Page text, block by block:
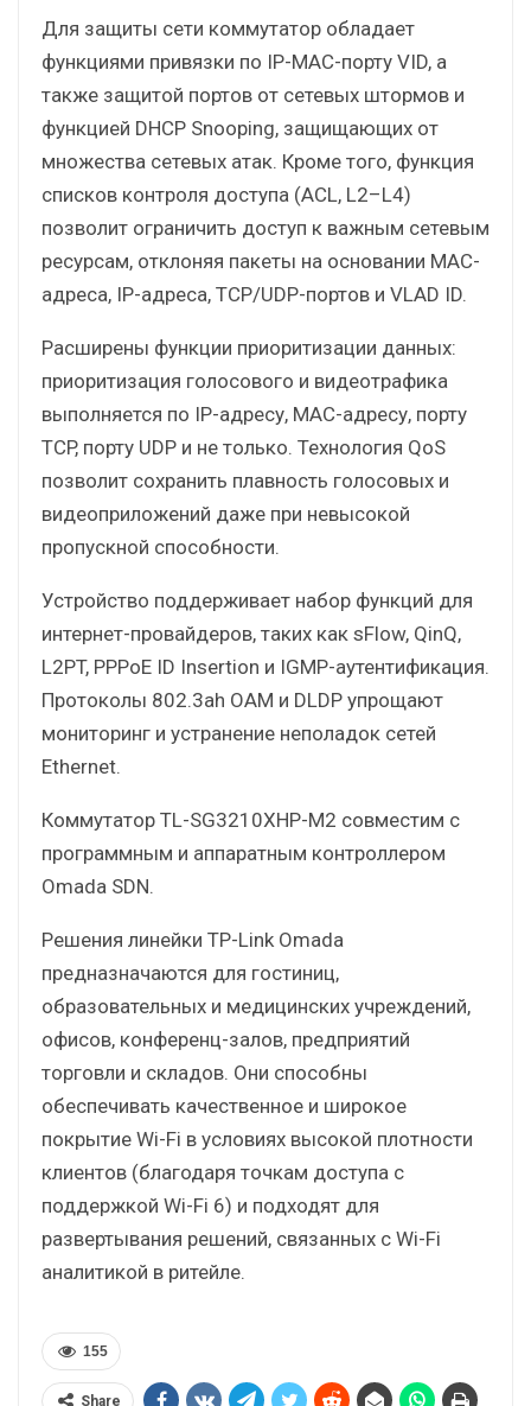
Для защиты сети коммутатор обладает
функциями привязки по IP-MAC-порту VID, а
также защитой портов от сетевых штормов и
функцией DHCP Snooping, защищающих от
множества сетевых атак. Кроме того, функция
списков контроля доступа (ACL, L2–L4)
позволит ограничить доступ к важным сетевым
ресурсам, отклоняя пакеты на основании MAC-
адреса, IP-адреса, TCP/UDP-портов и VLAD ID.
Расширены функции приоритизации данных:
приоритизация голосового и видеотрафика
выполняется по IP-адресу, MAС-адресу, порту
TCP, порту UDP и не только. Технология QoS
позволит сохранить плавность голосовых и
видеоприложений даже при невысокой
пропускной способности.
Устройство поддерживает набор функций для
интернет-провайдеров, таких как sFlow, QinQ,
L2PT, PPPoE ID Insertion и IGMP-аутентификация.
Протоколы 802.3ah OAM и DLDP упрощают
мониторинг и устранение неполадок сетей
Ethernet.
Коммутатор TL-SG3210XHP-M2 совместим с
программным и аппаратным контроллером
Omada SDN.
Решения линейки TP-Link Omada
предназначаются для гостиниц,
образовательных и медицинских учреждений,
офисов, конференц-залов, предприятий
торговли и складов. Они способны
обеспечивать качественное и широкое
покрытие Wi-Fi в условиях высокой плотности
клиентов (благодаря точкам доступа с
поддержкой Wi-Fi 6) и подходят для
развертывания решений, связанных с Wi-Fi
аналитикой в ритейле.
155
Share